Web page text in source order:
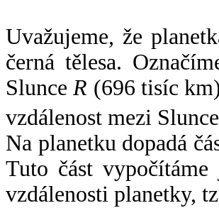
Uvažujeme, že
černá tělesa.
SlunceR (696 tisíc
vzdálenost mezi
Na planetku dopadá
Tuto část
vzdálenosti planetky,